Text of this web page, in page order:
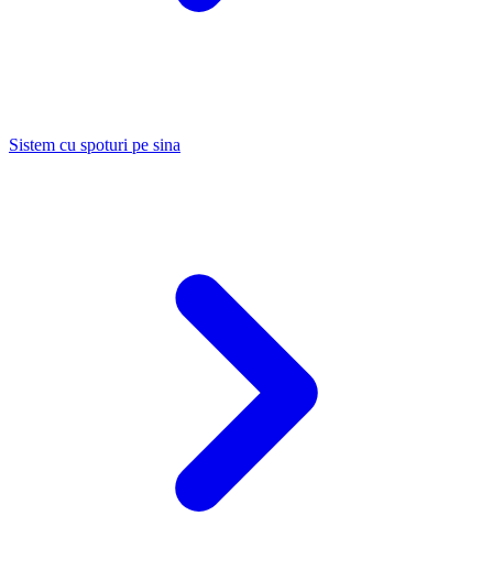
Sistem cu spoturi pe sina